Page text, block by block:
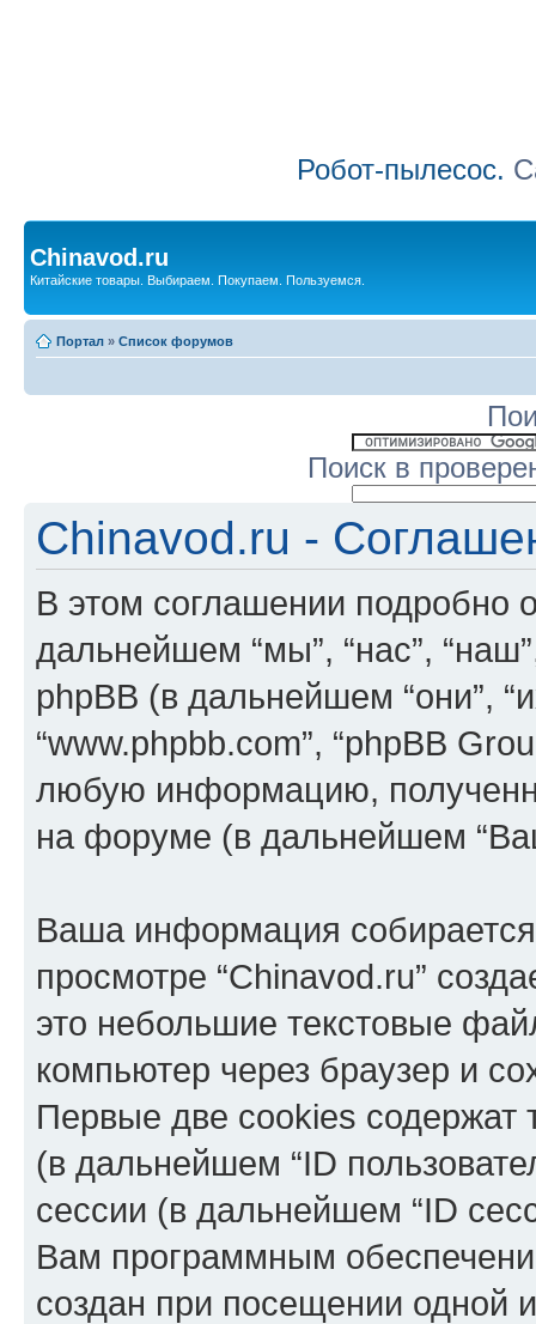
Робот-пылесос.
Chinavod.ru
Китайские товары. Выбираем. Покупаем. Пользуемся.
Портал » Список форумов
Поиск в
Chinavod.ru -
В этом соглашении подробно
дальнейшем “мы”, “нас”,
phpBB (в дальнейшем “они”,
“www.phpbb.com”, “phpBB
любую информацию,
на форуме (в дальнейшем
Ваша информация
просмотре “Chinavod.ru”
это небольшие текстовые
компьютер через браузер и
Первые две cookies содержат
(в дальнейшем “ID
сессии (в дальнейшем “ID
Вам программным
создан при посещении одной